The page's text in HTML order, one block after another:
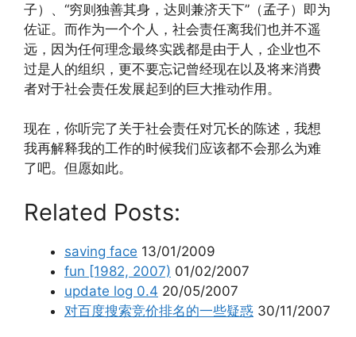
子）、“穷则独善其身，达则兼济天下”（孟子）即为
佐证。而作为一个个人，社会责任离我们也并不遥
远，因为任何理念最终实践都是由于人，企业也不
过是人的组织，更不要忘记曾经现在以及将来消费
者对于社会责任发展起到的巨大推动作用。
现在，你听完了关于社会责任对冗长的陈述，我想
我再解释我的工作的时候我们应该都不会那么为难
了吧。但愿如此。
Related Posts:
saving face 13/01/2009
fun [1982, 2007) 01/02/2007
update log 0.4 20/05/2007
对百度搜索竞价排名的一些疑惑 30/11/2007